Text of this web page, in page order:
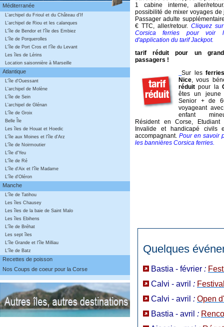
Méditerranée
L'archipel du Frioul et du Château d'If
L'archipel de Riou et les calanques
L'île de Bendor et l'île des Embiez
L'île de Porquerolles
L'île de Port Cros et l'île du Levant
Les îles de Lérins
Location saisonnière à Marseille
Atlantique
L'île d'Ouessant
L'archipel de Molène
L'île de Sein
L'archipel de Glénan
L'île de Groix
Belle Île
Les îles de Houat et Hoedic
L'île aux Moines et l'île d'Arz
L'île de Noirmoutier
L'île d'Yeu
L'île de Ré
L'île d'Aix et l'île Madame
L'île d'Oléron
Manche
L'île de Tatihou
Les îles Chausey
Les îles de la baie de Saint Malo
Les îles Ebihens
L'île de Bréhat
Les sept îles
L'île Grande et l'île Milliau
L'île de Batz
Recettes de poisson
Nos Coups de coeur pour la Corse
1 cabine interne, aller/
possibilité de mixer voyages de
Passager adulte
€ TTC, aller/retour. Cliquez
Corsica ferries pour voir
d'application du tarif Jackpot.
tarif réduit pour un
passagers !
Sur les
Nice , vous
réduit pour la
êtes un
Senior + de
voyageant
enfant
Résident en Corse,
Invalide et handicapé civils
accompagnant. Pour en savoir
les bannières Corsica ferries.
Quelques
Bastia - février :
Calvi - avril :
Calvi - avril : Open
Bastia - avril :